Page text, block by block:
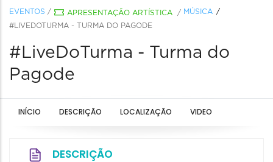
EVENTOS / APRESENTAÇÃO ARTÍSTICA / MÚSICA
#LIVEDOTURMA - TURMA DO PAGODE
#LiveDoTurma - Turma do
Pagode
INÍCIO DESCRIÇÃO LOCALIZAÇÃO VIDEO
DESCRIÇÃO